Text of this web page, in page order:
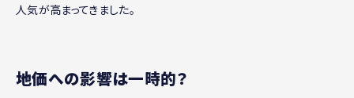
人気が高まってきました。
地価への影響は一時的？